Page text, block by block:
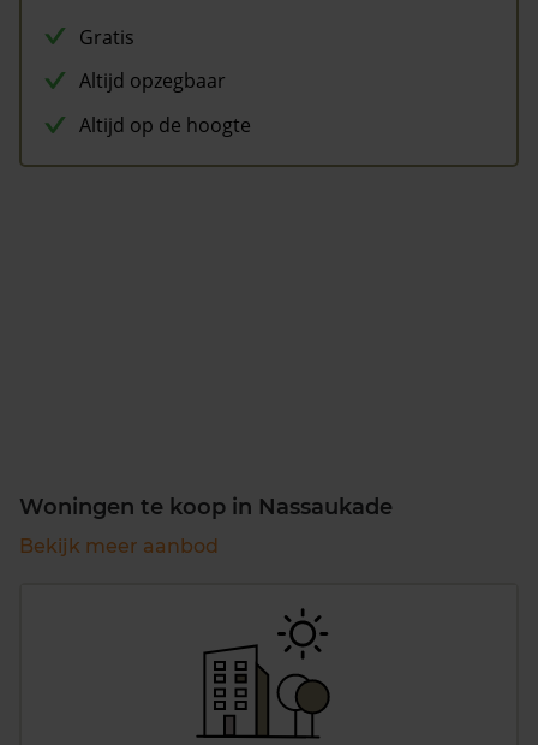
Gratis
Altijd opzegbaar
Altijd op de hoogte
Woningen te koop in Nassaukade
Bekijk meer aanbod